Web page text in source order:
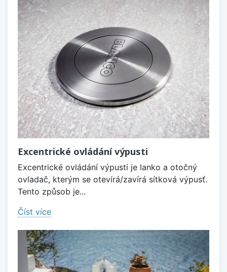
Excentrické ovládání výpusti
Excentrické ovládání výpusti je lanko a otočný
ovladač, kterým se otevírá/zavírá sítková výpusť.
Tento způsob je...
Číst více